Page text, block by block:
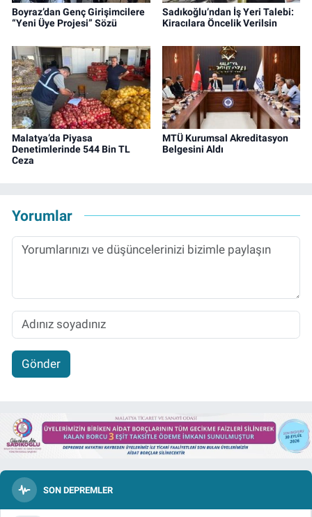
Boyraz’dan Genç Girişimcilere
“Yeni Üye Projesi” Sözü
Sadıkoğlu’ndan İş Yeri Talebi:
Kiracılara Öncelik Verilsin
Malatya’da Piyasa
Denetimlerinde 544 Bin TL
Ceza
MTÜ Kurumsal Akreditasyon
Belgesini Aldı
Yorumlar
Gönder
SON DEPREMLER